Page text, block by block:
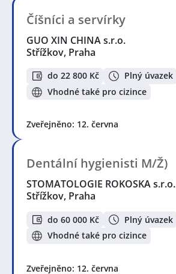
Číšníci a servírky
GUO XIN CHINA s.r.o.
Střížkov, Praha
do 22 800 Kč
Plný úvazek
Vhodné také pro cizince
Zveřejněno: 12. června
Dentální hygienisti M/Ž)
STOMATOLOGIE ROKOSKA s.r.o.
Střížkov, Praha
do 60 000 Kč
Plný úvazek
Vhodné také pro cizince
Zveřejněno: 12. června